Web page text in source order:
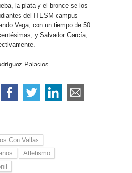
la plata y el bronce se los
del ITESM campus
Vega, con un tiempo de 50
y Salvador García,
Palacios.
Con Vallas
Atletismo